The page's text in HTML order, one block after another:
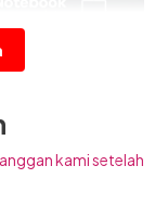
kami setelah